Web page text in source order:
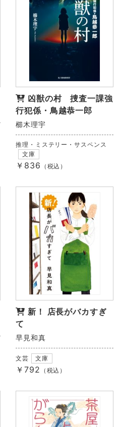
凶獣の村 捜査一課強
行犯係・鳥越恭一郎
櫛木理宇
推理・ミステリー・サスペンス
文庫
￥836 （税込）
新！ 店長がバカすぎ
て
早見和真
文芸 文庫
￥792 （税込）